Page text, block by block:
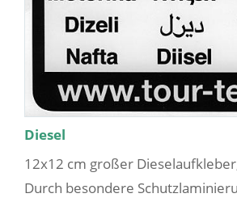
Diesel
12x12 cm großer
Durch besondere